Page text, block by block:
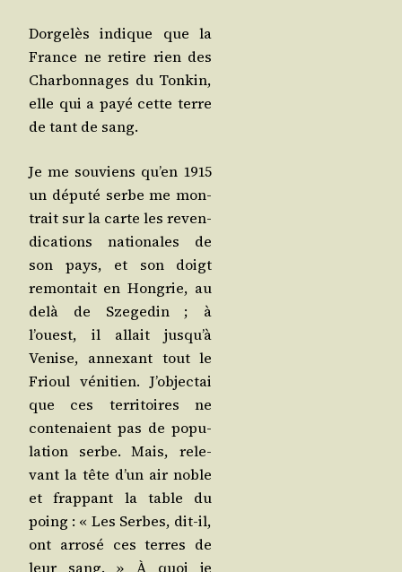
Dor­ge­lès indique que la
France ne retire rien des
Char­bon­nages du Ton­kin,
elle qui a payé cette terre
de tant de sang.
Je me sou­viens qu’en 1915
un dépu­té serbe me mon­
trait sur la carte les reven­
di­ca­tions natio­nales de
son pays, et son doigt
remon­tait en Hon­grie, au
delà de Sze­ge­din ; à
l’ouest, il allait jus­qu’à
Venise, annexant tout le
Frioul véni­tien. J’ob­jec­tai
que ces ter­ri­toires ne
conte­naient pas de popu­
la­tion serbe. Mais, rele­
vant la tête d’un air noble
et frap­pant la table du
poing : « Les Serbes, dit-il,
ont arro­sé ces terres de
leur sang. » À quoi je